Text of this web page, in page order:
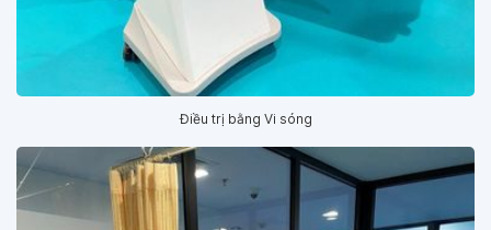
Điều trị bằng Vi sóng